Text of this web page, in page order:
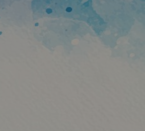
Πίνακας ανάρτησης θεμάτων 7ης
συνεδρίασης κοινότητας Δράμας.